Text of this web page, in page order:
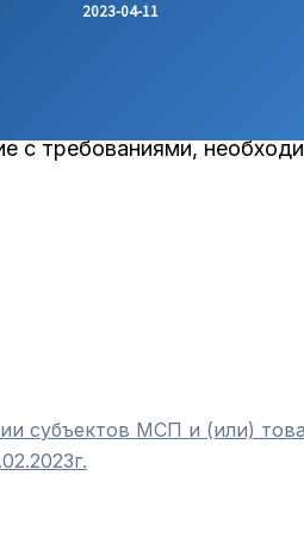
2023-04-11
с требованиями,
субъектов МСП и (или)